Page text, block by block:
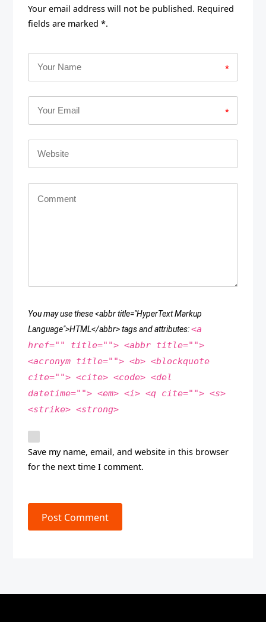
Your email address will not be published. Required
fields are marked *.
*
*
You may use these <abbr title="HyperText Markup
Language">HTML</abbr> tags and attributes:<a
href="" title=""> <abbr title="">
<acronym title=""> <b> <blockquote
cite=""> <cite> <code> <del
datetime=""> <em> <i> <q cite=""> <s>
<strike> <strong>
Save my name, email, and website in this browser
for the next time I comment.
Post Comment